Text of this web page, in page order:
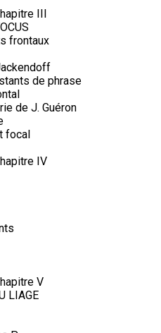
III
frontaux
de phrase
de J. Guéron
focal
IV
V
LIAGE